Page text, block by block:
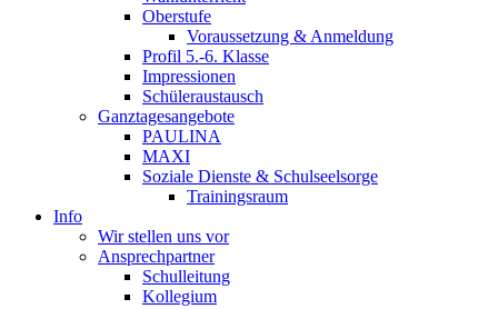
Oberstufe
Voraussetzung & Anmeldung
Profil 5.-6. Klasse
Impressionen
Schüleraustausch
Ganztagesangebote
PAULINA
MAXI
Soziale Dienste & Schulseelsorge
Trainingsraum
Info
Wir stellen uns vor
Ansprechpartner
Schulleitung
Kollegium